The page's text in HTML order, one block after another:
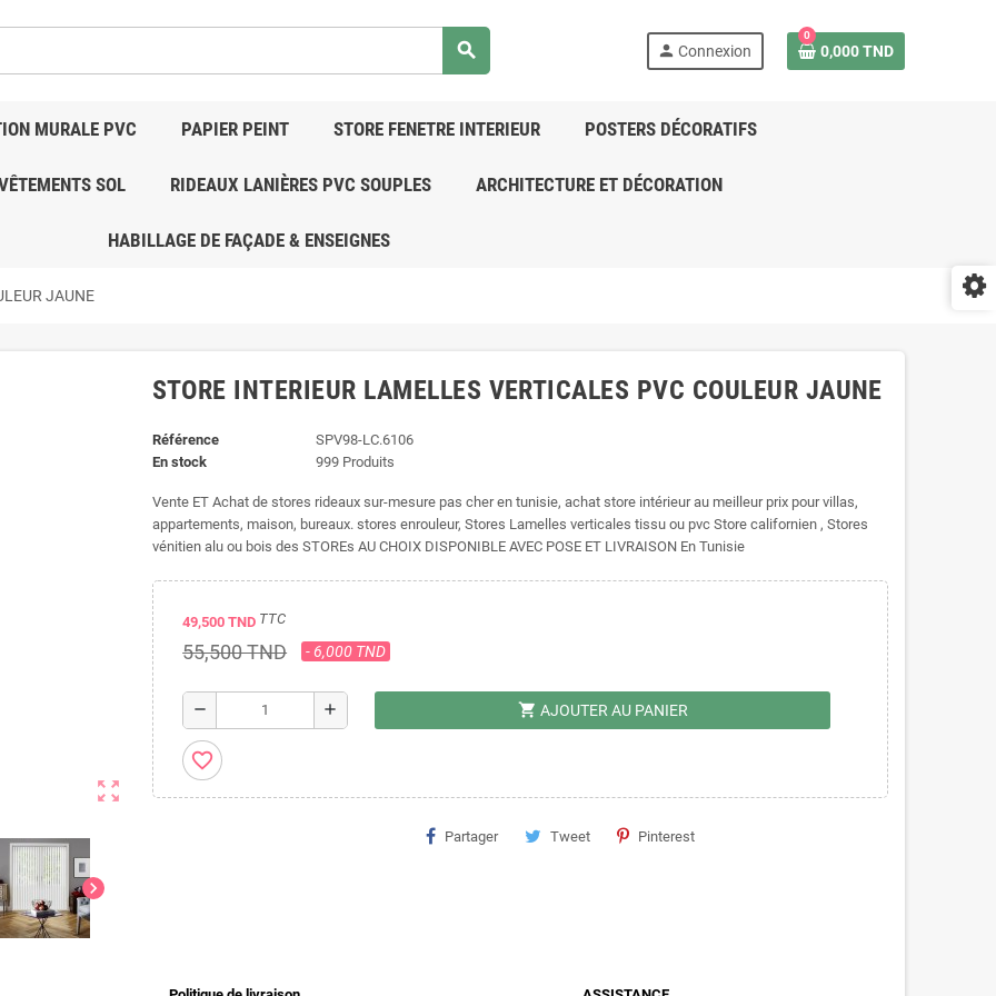
search person Connexion
0
0,000 TND
MURALE PVC PAPIER PEINT STORE FENETRE INTERIEUR POSTERS DÉCORATIFS
SOL RIDEAUX LANIÈRES PVC SOUPLES ARCHITECTURE ET DÉCORATION
HABILLAGE DE FAÇADE & ENSEIGNES
JAUNE
zoom_out_map
chevron_right
STORE INTERIEUR LAMELLES VERTICALES PVC COULEUR JAUNE
Référence
SPV98-LC.6106
En stock
999 Produits
Vente ET Achat de stores rideaux sur-mesure pas cher en tunisie, achat store intérieur au meilleur prix pour villas,
appartements, maison, bureaux. stores enrouleur, Stores Lamelles verticales tissu ou pvc Store californien , Stores
vénitien alu ou bois des STOREs AU CHOIX DISPONIBLE AVEC POSE ET LIVRAISON En Tunisie
49,500 TND TTC
55,500 TND - 6,000 TND
remove add shopping_cart AJOUTER AU PANIER
favorite_border
Partager Tweet Pinterest